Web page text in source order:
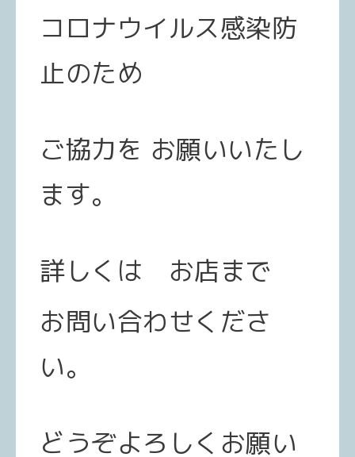
コロナウイルス感染防
止のため
ご協力を お願いいたし
ます。
詳しくは お店まで
お問い合わせくださ
い。
どうぞよろしくお願い